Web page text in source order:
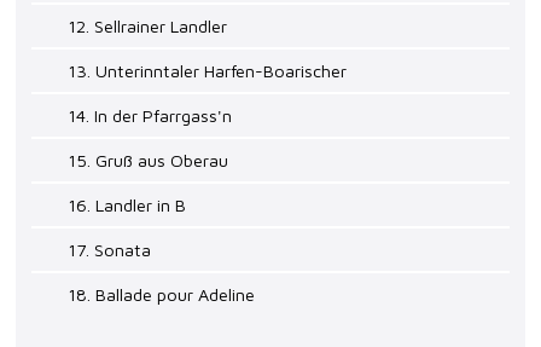
12. Sellrainer Landler
13. Unterinntaler Harfen-Boarischer
14. In der Pfarrgass'n
15. Gruß aus Oberau
16. Landler in B
17. Sonata
18. Ballade pour Adeline